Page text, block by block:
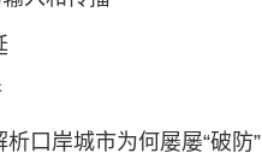
口岸城市为何屡屡“破防”